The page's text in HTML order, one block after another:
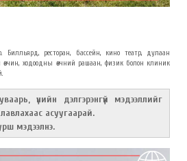
ресторан, бассейн, кино театр, дулаан
ходоодны өвчний рашаан, физик болон клиник
үнийн дэлгэрэнгүй мэдээллийг
асуугаарай.
мэдээлнэ.